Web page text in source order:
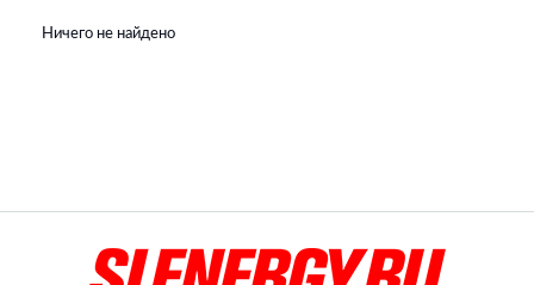
Ничего не найдено